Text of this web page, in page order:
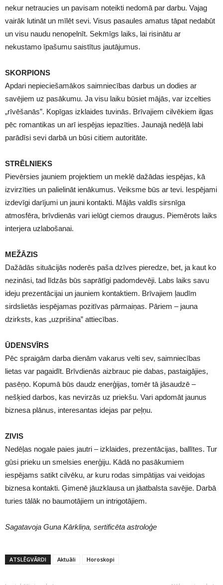
nekur netraucies un pavisam noteikti nedomā par darbu. Vajag
vairāk lutināt un mīlēt sevi. Visus pasaules amatus tāpat nedabūt
un visu naudu nenopelnīt. Sekmīgs laiks, lai risinātu ar
nekustamo īpašumu saistītus jautājumus.
SKORPIONS
Apdari nepieciešamākos saimniecības darbus un dodies ar
savējiem uz pasākumu. Ja visu laiku būsiet mājās, var izcelties
„rīvēšanās”. Kopīgas izklaides tuvinās. Brīvajiem cilvēkiem ilgas
pēc romantikas un arī iespējas iepazīties. Jaunajā nedēļā labi
parādīsi sevi darbā un būsi citiem autoritāte.
STRĒLNIEKS
Pievērsies jauniem projektiem un meklē dažādas iespējas, kā
izvirzīties un palielināt ienākumus. Veiksme būs ar tevi. Iespējami
izdevīgi darījumi un jauni kontakti. Mājās valdīs sirsnīga
atmosfēra, brīvdienās vari ielūgt ciemos draugus. Piemērots laiks
interjera uzlabošanai.
MEŽĀZIS
Dažādās situācijās noderēs paša dzīves pieredze, bet, ja kaut ko
nezināsi, tad līdzās būs saprātīgi padomdevēji. Labs laiks savu
ideju prezentācijai un jauniem kontaktiem. Brīvajiem ļaudīm
sirdslietās iespējamas pozitīvas pārmaiņas. Pāriem – jauna
dzirksts, kas „uzprišina” attiecības.
ŪDENSVĪRS
Pēc spraigām darba dienām vakarus velti sev, saimniecības
lietas var pagaidīt. Brīvdienās aizbrauc pie dabas, pastaigājies,
pasēņo. Kopumā būs daudz enerģijas, tomēr tā jāsaudzē –
nešķied darbos, kas nevirzās uz priekšu. Vari apdomāt jaunus
biznesa plānus, interesantas idejas par peļņu.
ZIVIS
Nedēļas nogale paies jautri – izklaides, prezentācijas, ballītes. Tur
gūsi prieku un smelsies enerģiju. Kādā no pasākumiem
iespējams satikt cilvēku, ar kuru rodas simpātijas vai veidojas
biznesa kontakti. Ģimenē jāuzklausa un jāatbalsta savējie. Darbā
turies tālāk no baumotājiem un intrigotājiem.
Sagatavoja Guna Kārkliņa, sertificēta astroloģe
ATSLĒGVĀRDI Aktuāli Horoskopi